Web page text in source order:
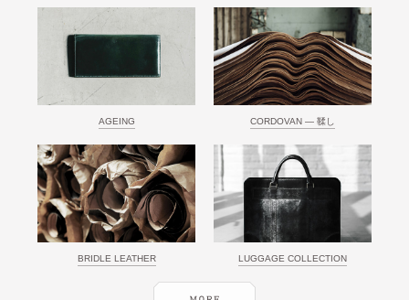
AGEING CORDOVAN ― 鞣し
BRIDLE LEATHER LUGGAGE COLLECTION